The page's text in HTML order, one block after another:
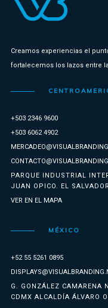
Creamos experiencias el
fortalecemos los lazos entre
+503 2346 9600
+503 6062 4902
PARQUE INDUSTRIAL
JUAN OPICO. EL
VER EN EL MAPA
MÉXICO
+52 55 5261 0895
G. GONZÁLEZ CAMARENA
CDMX ALCALDÍA ÁLVARO